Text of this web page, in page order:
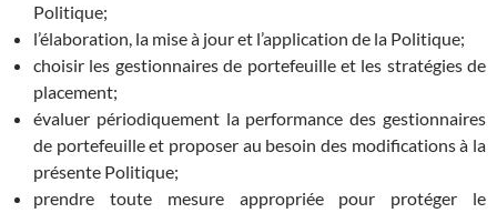
Politique;
l’élaboration, la mise à jour et l’application de la Politique;
choisir les gestionnaires de portefeuille et les stratégies de
placement;
évaluer périodiquement la performance des gestionnaires
de portefeuille et proposer au besoin des modifications à la
présente Politique;
prendre toute mesure appropriée pour protéger le